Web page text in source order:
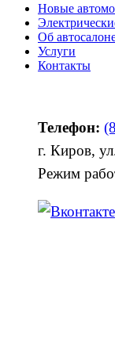
Новые
Об
Услуги
Контакты
Телефон:
г. Киров,
Режим